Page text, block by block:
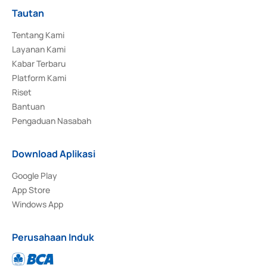
Tautan
Tentang Kami
Layanan Kami
Kabar Terbaru
Platform Kami
Riset
Bantuan
Pengaduan Nasabah
Download Aplikasi
Google Play
App Store
Windows App
Perusahaan Induk